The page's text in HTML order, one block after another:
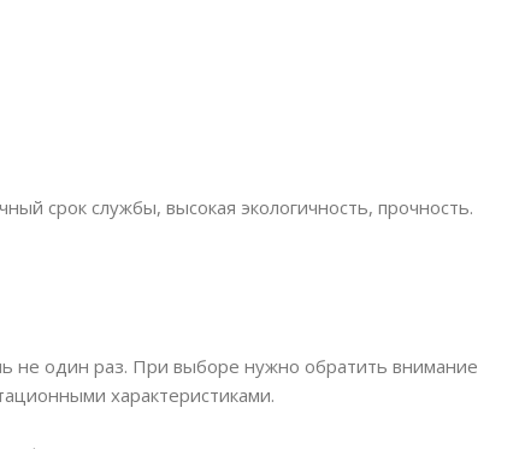
срок службы, высокая экологичность, прочность.
не один раз. При выборе нужно обратить внимание
характеристиками.